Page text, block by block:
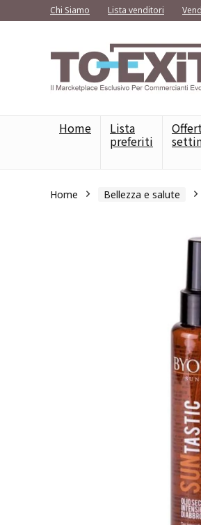
Chi Siamo Lista venditori
Home Lista
preferiti
Home Bellezza e salute